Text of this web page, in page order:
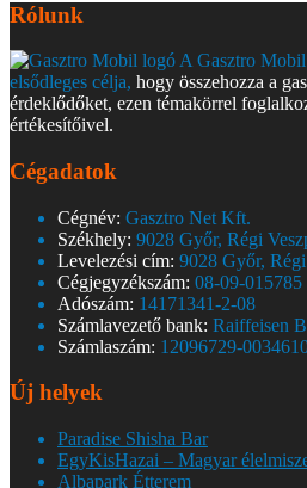
Rólunk
A Gasztro Mobil
elsődleges célja, hogy összehozza a
érdeklődőket, ezen témakörrel
értékesítőivel.
Cégadatok
Cégnév: Gasztro Net Kft.
Székhely: 9028 Győr, Régi
Levelezési cím: 9028 Győr,
Cégjegyzékszám: 08-09-015785
Adószám: 14171341-2-08
Számlavezető bank: Raiffeisen
Számlaszám: 12096729-
Új helyek
Paradise Shisha Bar
EgyKisHazai – Magyar
Albapark Étterem